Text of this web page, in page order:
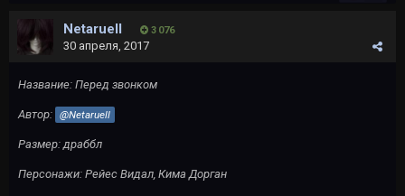
Netaruell 3 076
30 апреля, 2017
Название: Перед звонком
Автор: @Netaruell
Размер: драббл
Персонажи: Рейес Видал, Кима Дорган